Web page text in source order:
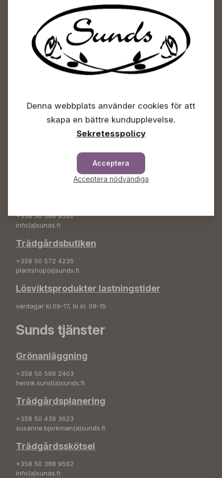
Sunds Trädgårdscenter
Öppet
Vardagar 09-18
Lördagar 09-16
+358 50 388 9592
info(a)sunds.fi
+358 50 388 9592
info(a)sunds.fi
Trädgårdsbutiken
+358 50 572 4235
plantshop(a)sunds.fi
Lösviktsprodukter lastningstider
vardagar kl.09-17, lö kl. 09-15
Sunds tjänster
Grönanläggning
+358 50 589 2403
henrik.sund(a)sunds.fi
Trädgårdsplanering
+358 50 439 3623
susanne.bjorkman(a)sunds.fi
Trädgårdsskötsel
+358 50 388 9592
info(a)sunds.fi
Denna webbplats använder cookies för att
skapa en bättre kundupplevelse.
Sekretesspolicy
Acceptera
Acceptera nödvändiga